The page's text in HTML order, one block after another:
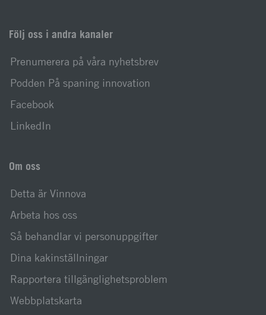
Följ oss i andra kanaler
Prenumerera på våra nyhetsbrev
Podden På spaning innovation
Facebook
LinkedIn
Om oss
Detta är Vinnova
Arbeta hos oss
Så behandlar vi personuppgifter
Dina kakinställningar
Rapportera tillgänglighetsproblem
Webbplatskarta